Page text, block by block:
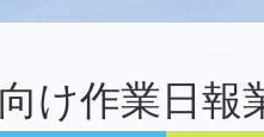
け作業日報